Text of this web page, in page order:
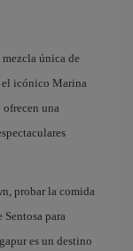
única de
el icónico Marina
ofrecen una
probar la comida
para
es un destino